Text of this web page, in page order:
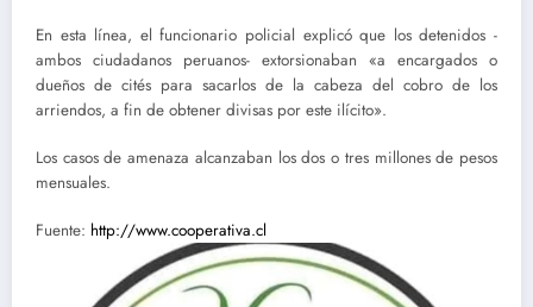
En esta línea, el funcionario policial explicó que los detenidos -
ambos ciudadanos peruanos- extorsionaban «a encargados o
dueños de cités para sacarlos de la cabeza del cobro de los
arriendos, a fin de obtener divisas por este ilícito».
Los casos de amenaza alcanzaban los dos o tres millones de pesos
mensuales.
Fuente: http://www.cooperativa.cl